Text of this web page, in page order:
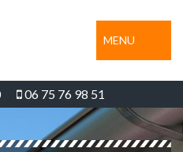
MENU
06 75 76 98 51